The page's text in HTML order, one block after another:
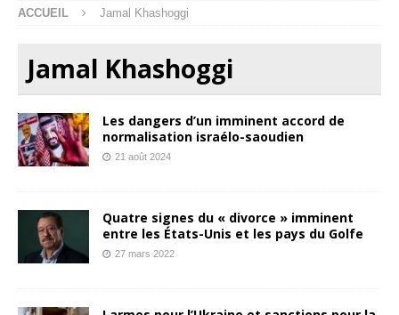
ACCUEIL Jamal Khashoggi
Jamal Khashoggi
Les dangers d’un imminent accord de
normalisation israélo-saoudien
21 août 2024
Quatre signes du « divorce » imminent
entre les États-Unis et les pays du Golfe
27 mars 2022